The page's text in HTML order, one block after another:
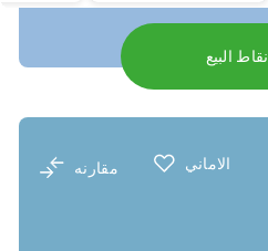
نقاط البيع
الاماني مقارنه